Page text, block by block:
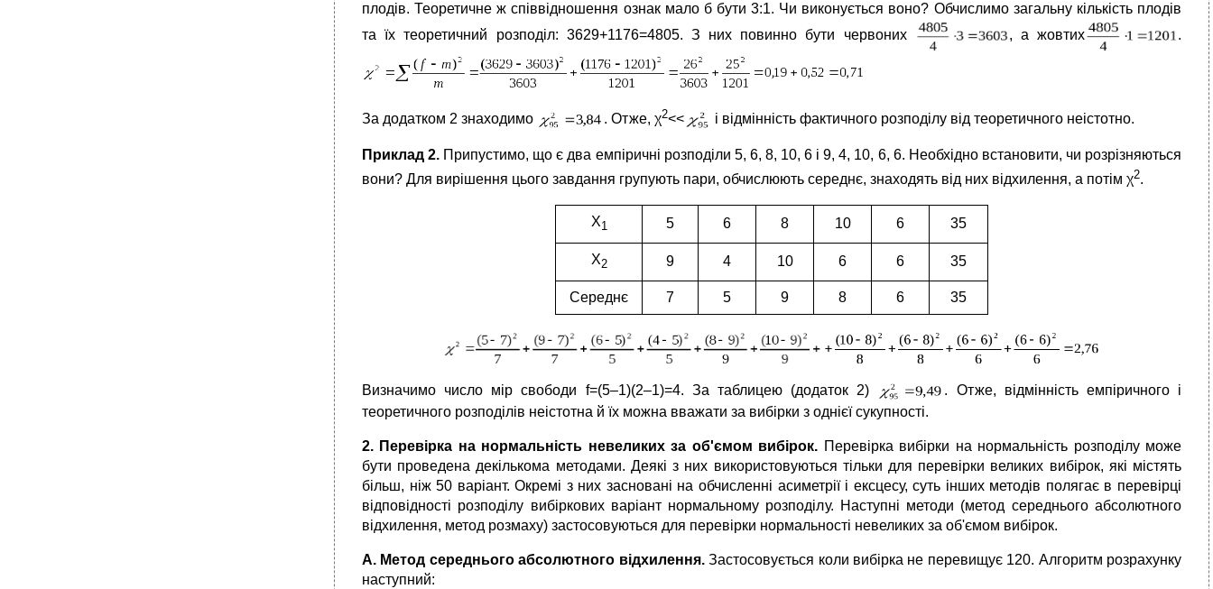
плодів. Теоретичне ж співвідношення ознак мало б бути 3:1. Чи виконується воно? Обчислимо загальну кількість плодів
та їх теоретичний розподіл: 3629+1176=4805. З них повинно бути червоних
, а жовтих .
За додатком 2 знаходимо . Отже, χ2<< і відмінність фактичного розподілу від теоретичного неістотно.
Приклад 2. Припустимо, що є два емпіричні розподіли 5, 6, 8, 10, 6 і 9, 4, 10, 6, 6. Необхідно встановити, чи розрізняються
вони? Для вирішення цього завдання групують пари, обчислюють середнє, знаходять від них відхилення, а потім χ2.
Х1 5 6 8 10 6 35
Х2 9 4 10 6 6 35
Середнє 7 5 9 8 6 35
Визначимо число мір свободи f=(5–1)(2–1)=4. За таблицею (додаток 2)
. Отже, відмінність емпіричного і
теоретичного розподілів неістотна й їх можна вважати за вибірки з однієї сукупності.
2. Перевірка на нормальність невеликих за об'ємом вибірок. Перевірка вибірки на нормальність розподілу може
бути проведена декількома методами. Деякі з них використовуються тільки для перевірки великих вибірок, які містять
більш, ніж 50 варіант. Окремі з них засновані на обчисленні асиметрії і ексцесу, суть інших методів полягає в перевірці
відповідності розподілу вибіркових варіант нормальному розподілу. Наступні методи (метод середнього абсолютного
відхилення, метод розмаху) застосовуються для перевірки нормальності невеликих за об'ємом вибірок.
А. Метод середнього абсолютного відхилення.Застосовується коли вибірка не перевищує 120. Алгоритм розрахунку
наступний: